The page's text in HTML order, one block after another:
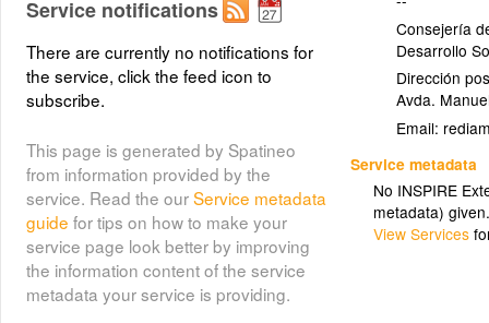
Consejería
Desarrollo
Dirección
Avda.
Email:
Service metadata
No INSPIRE
metadata)
View Services
Sistema Cartográfico de Andalucía.
Áreas de pluviometría
homogénea en Andalucía
Áreas de pluviometría homogénea
en Andalucía.
Layer metadata (xml)
Service notifications
There are currently no notifications for
the service, click the feed icon to
subscribe.
This page is generated by Spatineo
from information provided by the
service. Read the ourService metadata
guide for tips on how to make your
service page look better by improving
the information content of the service
metadata your service is providing.